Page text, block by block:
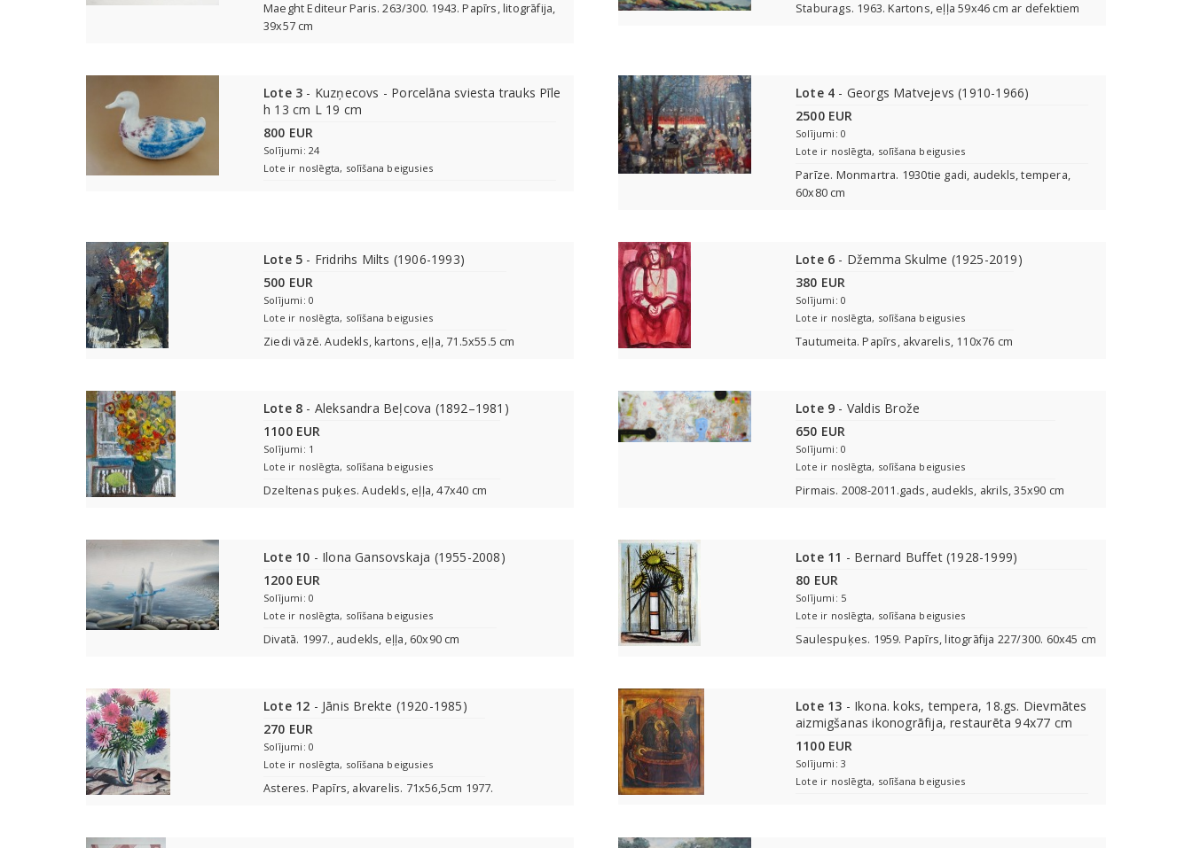
Maeght Editeur Paris. 263/300. 1943. Papīrs, litogrāfija,
39x57 cm
Staburags. 1963. Kartons, eļļa 59x46 cm ar defektiem
Lote 3 - Kuzņecovs - Porcelāna sviesta trauks Pīle
h 13 cm L 19 cm
800 EUR
Solījumi: 24
Lote ir noslēgta, solīšana beigusies
Lote 4 - Georgs Matvejevs (1910-1966)
2500 EUR
Solījumi: 0
Lote ir noslēgta, solīšana beigusies
Parīze. Monmartra. 1930tie gadi, audekls, tempera,
60x80 cm
Lote 5 - Fridrihs Milts (1906-1993)
500 EUR
Solījumi: 0
Lote ir noslēgta, solīšana beigusies
Ziedi vāzē. Audekls, kartons, eļļa, 71.5x55.5 cm
Lote 6 - Džemma Skulme (1925-2019)
380 EUR
Solījumi: 0
Lote ir noslēgta, solīšana beigusies
Tautumeita. Papīrs, akvarelis, 110x76 cm
Lote 8 - Aleksandra Beļcova (1892–1981)
1100 EUR
Solījumi: 1
Lote ir noslēgta, solīšana beigusies
Dzeltenas puķes. Audekls, eļļa, 47x40 cm
Lote 9 - Valdis Brože
650 EUR
Solījumi: 0
Lote ir noslēgta, solīšana beigusies
Pirmais. 2008-2011.gads, audekls, akrils, 35x90 cm
Lote 10 - Ilona Gansovskaja (1955-2008)
1200 EUR
Solījumi: 0
Lote ir noslēgta, solīšana beigusies
Divatā. 1997., audekls, eļļa, 60x90 cm
Lote 11 - Bernard Buffet (1928-1999)
80 EUR
Solījumi: 5
Lote ir noslēgta, solīšana beigusies
Saulespuķes. 1959. Papīrs, litogrāfija 227/300. 60x45 cm
Lote 12 - Jānis Brekte (1920-1985)
270 EUR
Solījumi: 0
Lote ir noslēgta, solīšana beigusies
Asteres. Papīrs, akvarelis. 71x56,5cm 1977.
Lote 13 - Ikona. koks, tempera, 18.gs. Dievmātes
aizmigšanas ikonogrāfija, restaurēta 94x77 cm
1100 EUR
Solījumi: 3
Lote ir noslēgta, solīšana beigusies